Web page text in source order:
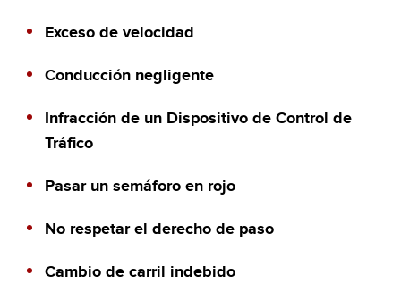
Exceso de velocidad
Conducción negligente
Infracción de un Dispositivo de Control de
Tráfico
Pasar un semáforo en rojo
No respetar el derecho de paso
Cambio de carril indebido